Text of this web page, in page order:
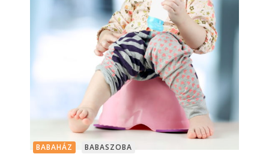
BABAHÁZ BABASZOBA